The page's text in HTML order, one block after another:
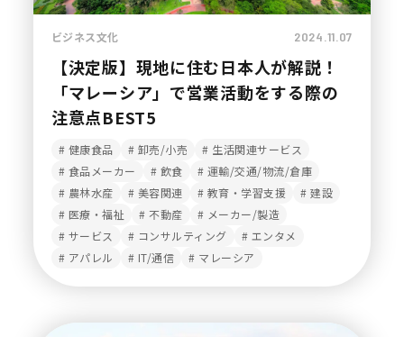
ビジネス文化 2024.11.07
【決定版】現地に住む日本人が解説！
「マレーシア」で営業活動をする際の
注意点BEST5
健康食品 卸売/小売
生活関連サービス
食品メーカー
飲食
運輸/交通/物流/倉庫
農林水産
美容関連 教育・学習支援
建設
医療・福祉
不動産
メーカー/製造
サービス
コンサルティング
エンタメ
アパレル
IT/通信 マレーシア